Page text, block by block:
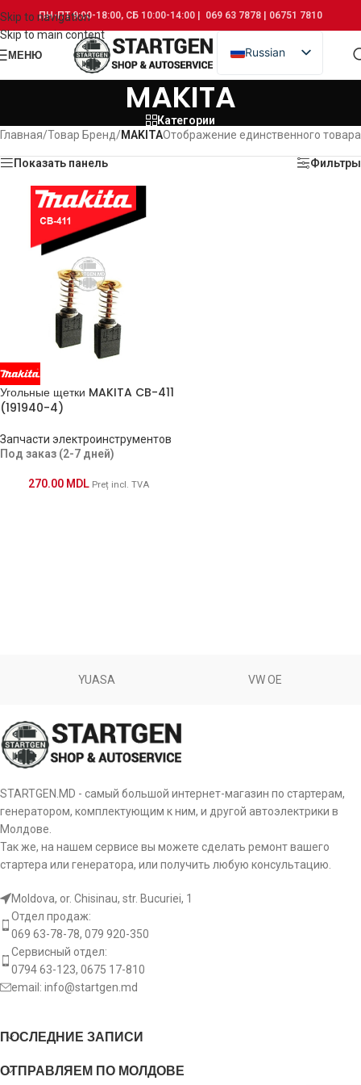
Skip to navigation
Skip to main content
ПН-ПТ 9:00-18:00, СБ 10:00-14:00 | 069 63 7878 | 06751 7810
МЕНЮ
Russian
Romanian
MAKITA
Категории
Главная/Товар Бренд/MAKITAОтображение единственного товара
Показать панель Фильтры
Угольные щетки MAKITA CB-411
(191940-4)
Запчасти электроинструментов
Под заказ (2-7 дней)
270.00 MDL Preț incl. TVA
YUASA VW OE
STARTGEN.MD - самый большой интернет-магазин по стартерам,
генератором, комплектующим к ним, и другой автоэлектрики в
Молдове.
Так же, на нашем сервисе вы можете сделать ремонт вашего
стартера или генератора, или получить любую консультацию.
Moldova, or. Chisinau, str. Bucuriei, 1
Отдел продаж:
069 63-78-78, 079 920-350
Сервисный отдел:
0794 63-123, 0675 17-810
email: info@startgen.md
ПОСЛЕДНИЕ ЗАПИСИ
ОТПРАВЛЯЕМ ПО МОЛДОВЕ